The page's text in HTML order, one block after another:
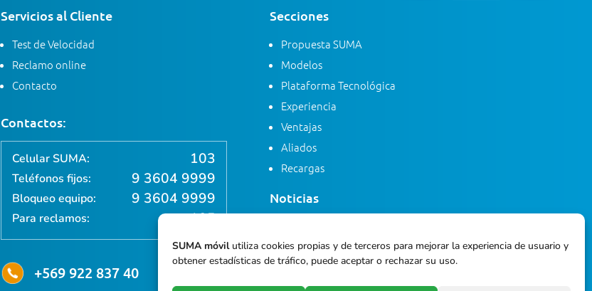
SUMA móvilutiliza cookies propias y de terceros para mejorar la experiencia de usuario y
obtener estadísticas de tráfico, puede aceptar o rechazar su uso.
Servicios al Cliente
Test de Velocidad
Reclamo online
Contacto
Contactos:
Celular SUMA: 103
Teléfonos fijos: 9 3604 9999
Bloqueo equipo: 9 3604 9999
Para reclamos: 105
+569 922 837 40
Secciones
Propuesta SUMA
Modelos
Plataforma Tecnológica
Experiencia
Ventajas
Aliados
Recargas
Noticias
Blog